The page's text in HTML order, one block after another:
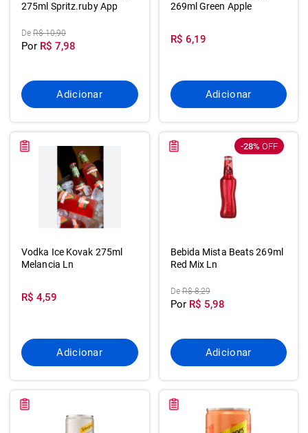
275ml Spritz.ruby App
De R$ 10,90
Por R$ 7,98
Adicionar
269ml Green Apple
R$ 6,19
Adicionar
Vodka Ice Kovak 275ml
Melancia Ln
R$ 4,59
Adicionar
-28% OFF
Bebida Mista Beats 269ml
Red Mix Ln
DeR$ 8,29
Por R$ 5,98
Adicionar